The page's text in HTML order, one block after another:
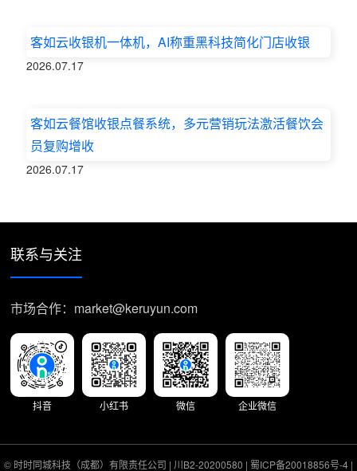
客如云收银机一体机，AI称重黑科技简化门店收银
2026.07.17
客如云餐馆收银点餐系统，多元营销玩法激活餐饮会
员复购增收
2026.07.17
联系与关注
市场合作：market@keruyun.com
抖音 小红书 微信 企业微信
© 时时同城科技（成都）有限责任公司 | 川B2-20200580 | 蜀ICP备20018856号-4 |